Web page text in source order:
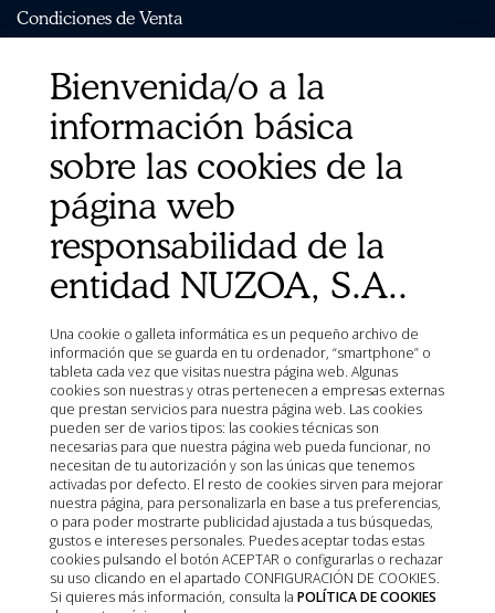
Condiciones de Venta
Mapa del sitio
Organismos
Ambiente (MAPA)
Sanitarios (AEMPS)
veterinarios CIMAVET
Bienvenida/o a la
información básica
sobre las cookies de la
página web
responsabilidad de la
entidad NUZOA, S.A..
Una cookie o galleta informática es un pequeño archivo de
información que se guarda en tu ordenador, “smartphone” o
tableta cada vez que visitas nuestra página web. Algunas
cookies son nuestras y otras pertenecen a empresas externas
que prestan servicios para nuestra página web. Las cookies
pueden ser de varios tipos: las cookies técnicas son
necesarias para que nuestra página web pueda funcionar, no
necesitan de tu autorización y son las únicas que tenemos
activadas por defecto. El resto de cookies sirven para mejorar
nuestra página, para personalizarla en base a tus preferencias,
o para poder mostrarte publicidad ajustada a tus búsquedas,
gustos e intereses personales. Puedes aceptar todas estas
cookies pulsando el botón ACEPTAR o configurarlas o rechazar
su uso clicando en el apartado CONFIGURACIÓN DE COOKIES.
Si quieres más información, consulta la POLÍTICA DE COOKIES